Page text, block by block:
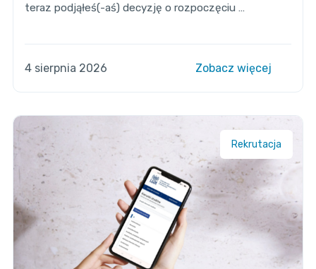
teraz podjąłeś(-aś) decyzję o rozpoczęciu …
4 sierpnia 2026 Zobacz więcej
Rekrutacja